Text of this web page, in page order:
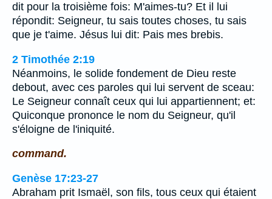
dit pour la troisième fois: M'aimes-tu? Et il lui
répondit: Seigneur, tu sais toutes choses, tu sais
que je t'aime. Jésus lui dit: Pais mes brebis.
2 Timothée 2:19
Néanmoins, le solide fondement de Dieu reste
debout, avec ces paroles qui lui servent de sceau:
Le Seigneur connaît ceux qui lui appartiennent; et:
Quiconque prononce le nom du Seigneur, qu'il
s'éloigne de l'iniquité.
command.
Genèse 17:23-27
Abraham prit Ismaël, son fils, tous ceux qui étaient